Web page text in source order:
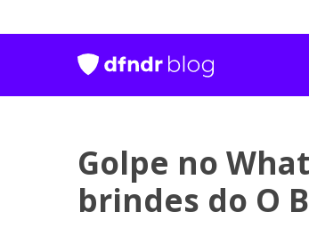
Golpe no
brindes do O